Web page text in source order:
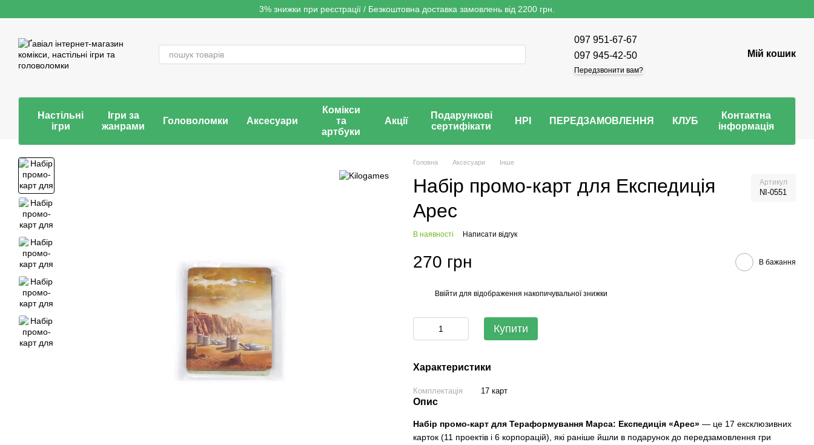
3% знижки при реєстрації / Безкоштовна доставка замовлень від 2200 грн.
097 951-67-67
097 945-42-50
Передзвонити вам?
Мій кошик
Настільні
ігри
Ігри за
жанрами
Головоломки Аксесуари
Комікси
та
артбуки
Акції
Подарункові
сертифікати
НРІ ПЕРЕДЗАМОВЛЕННЯ КЛУБ
Контактна
інформація
Головна Аксесуари Інше
Набір промо-карт для Експедиція
Арес
Артикул
NI-0551
В наявності Написати відгук
270 грн В бажання
Ввійти для відображення накопичувальної знижки
Купити
Характеристики
Комплектація 17 карт
Опис
Набір промо-карт для Тераформування Марса: Експедиція «Арес» — це 17 ексклюзивних
карток (11 проектів і 6 корпорацій), які раніше йшли в подарунок до передзамовлення гри